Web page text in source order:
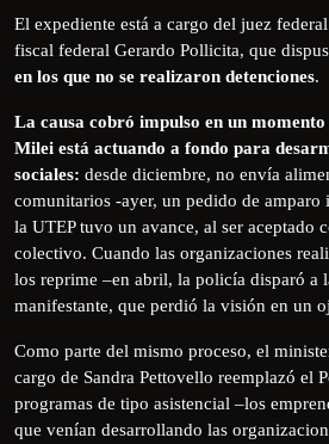
El expediente está a cargo del juez
fiscal federal Gerardo Pollicita, que
en los que no se realizaron detenciones.
La causa cobró impulso en un
Milei está actuando a fondo para
sociales: desde diciembre, no envía
comunitarios -ayer, un pedido de
la UTEP tuvo un avance, al ser aceptado
colectivo. Cuando las organizaciones
los reprime –en abril, la policía disparó a
manifestante, que perdió la visión en un
Como parte del mismo proceso, el
cargo de Sandra Pettovello reemplazó el
programas de tipo asistencial –los
que venían desarrollando las